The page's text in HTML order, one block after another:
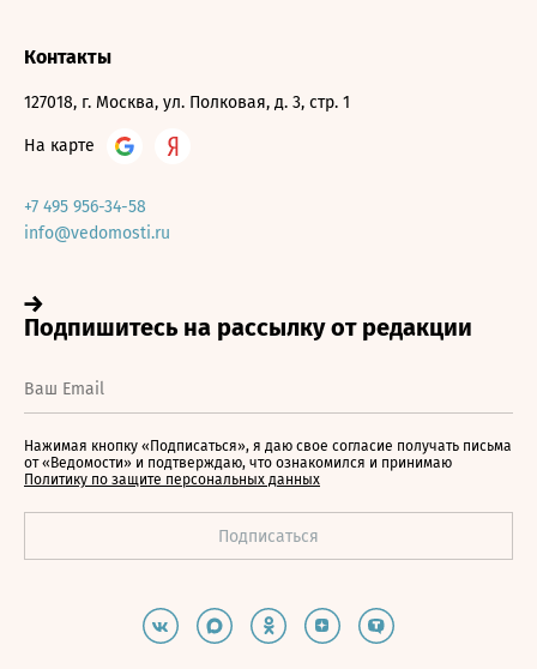
Контакты
127018, г. Москва, ул. Полковая, д. 3, стр. 1
На карте
+7 495 956-34-58
info@vedomosti.ru
Нажимая кнопку «Подписаться», я даю свое согласие получать письма
от «Ведомости» и подтверждаю, что ознакомился и принимаю
Политику по защите персональных данных